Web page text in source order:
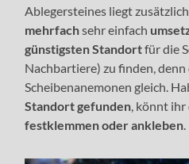
Ablegersteines liegt
mehrfachsehr einfach
günstigsten Standortfür die
Nachbartiere) zu finden,
Scheibenanemonen gleich.
Standort gefunden , könnt
festklemmen oder ankleben